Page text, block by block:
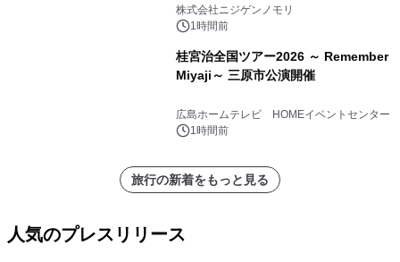
ゲンノモリ POPUPストア in Annex
Aoyama』
株式会社ニジゲンノモリ
1時間前
桂宮治全国ツアー2026 ～ Remember
Miyaji～ 三原市公演開催
広島ホームテレビ HOMEイベントセンター
1時間前
旅行の新着をもっと見る
人気のプレスリリース